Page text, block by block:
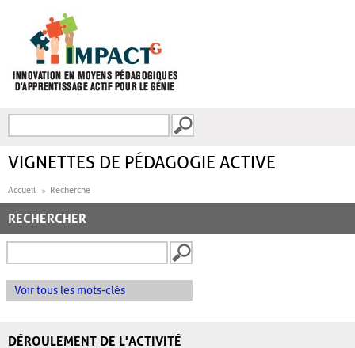
FORMULAIRE DE
VIGNETTES DE PÉDAGOGIE ACTIVE
Accueil Recherche
RECHERCHER
Voir tous les mots-clés
DÉROULEMENT DE L'ACTIVITÉ